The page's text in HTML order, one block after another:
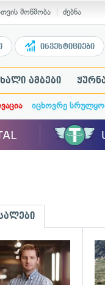
მოწმობა ძებნა
ინვესტიციები
ამბები
იცხოვრე